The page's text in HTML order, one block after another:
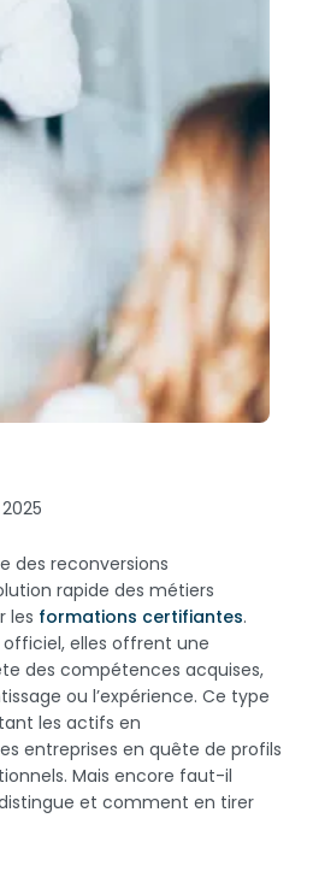
des reconversions
rapide des métiers
les formations certifiantes.
elles offrent une
des compétences acquises,
ou l’expérience. Ce type
les actifs en
entreprises en quête de profils
Mais encore faut-il
et comment en tirer